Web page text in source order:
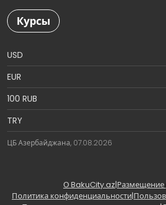
Курсы
USD
EUR
100 RUB
TRY
ЦБ Азербайджана, 07.08.2026
О BakuCity.az|
Политика конфиденциальности|